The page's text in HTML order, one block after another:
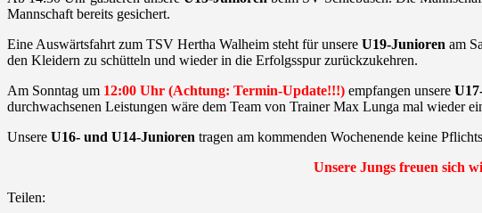
Mannschaft bereits gesichert.
Eine Auswärtsfahrt zum TSV Hertha Walheim steht für unsere U19-Junioren am
den Kleidern zu schütteln und wieder in die Erfolgsspur zurückzukehren.
Am Sonntag um 12:00 Uhr (Achtung: Termin-Update!!!) empfangen unsere
durchwachsenen Leistungen wäre dem Team von Trainer Max Lunga mal wieder
Unsere U16- und U14-Junioren tragen am kommenden Wochenende keine
Unsere Jungs freuen sich
Teilen: